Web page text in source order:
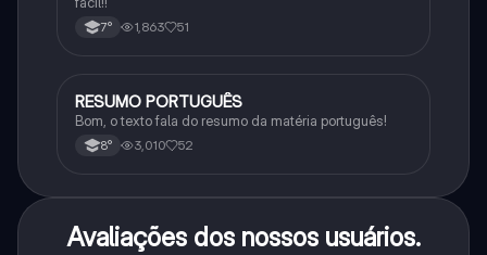
7° 1,863 51
Português
RESUMO PORTUGUÊS
Bom, o texto fala do resumo da matéria português!
8° 3,010 52
Avaliações dos nossos usuários.